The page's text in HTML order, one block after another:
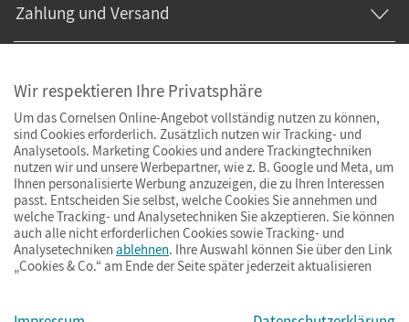
Zahlung und Versand
ImpressumAGBDatenschutzBarrierefreiheitCookies & Co.
Wir respektieren Ihre Privatsphäre
Um das Cornelsen Online-Angebot vollständig nutzen zu können,
sind Cookies erforderlich. Zusätzlich nutzen wir Tracking- und
Analysetools. Marketing Cookies und andere Trackingtechniken
nutzen wir und unsere Werbepartner, wie z. B. Google und Meta, um
Ihnen personalisierte Werbung anzuzeigen, die zu Ihren Interessen
passt. Entscheiden Sie selbst, welche Cookies Sie annehmen und
welche Tracking- und Analysetechniken Sie akzeptieren. Sie können
auch alle nicht erforderlichen Cookies sowie Tracking- und
Analysetechniken ablehnen. Ihre Auswahl können Sie über den Link
„Cookies & Co.“ am Ende der Seite später jederzeit aktualisieren